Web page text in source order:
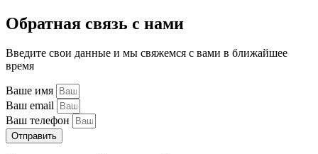
Обратная связь с нами
Введите свои данные и мы свяжемся с вами в ближайшее
время
Ваше имя
Ваш email
Ваш телефон
Отправить